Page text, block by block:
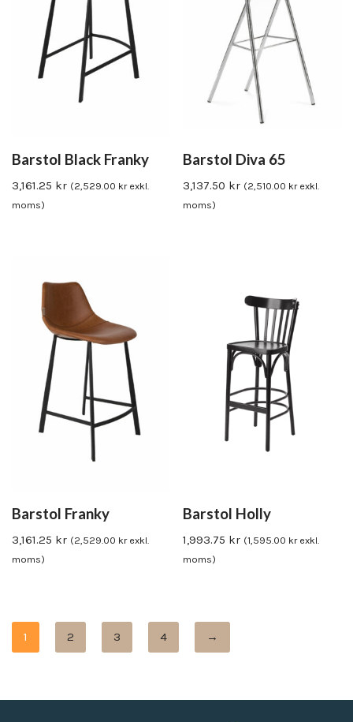
Barstol Black Franky
3,161.25 kr (2,529.00 krexkl.
moms)
Barstol Diva 65
3,137.50 kr (2,510.00 krexkl.
moms)
Barstol Franky
3,161.25 kr (2,529.00 krexkl.
moms)
Barstol Holly
1,993.75 kr (1,595.00 krexkl.
moms)
1 2 3 4 →